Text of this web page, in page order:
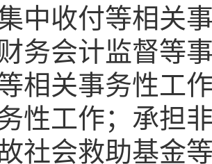
中收付等相关
务会计监督等
相关事务性工
性工作；承担
社会救助基金